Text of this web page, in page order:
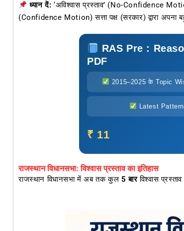
ध्यान दें: ‘अविश्वास प्रस्ताव’ (No-Confidence
(Confidence Motion) सत्ता पक्ष (सरकार) द्वारा अपना
RAS Pre :
PDF
2015–2025 के Topic
Latest Pattern
₹ 11
राजस्थान विधानसभा: विश्वास प्रस्ताव का इतिहास
राजस्थान विधानसभा में अब तक कुल 5 बारविश्वास